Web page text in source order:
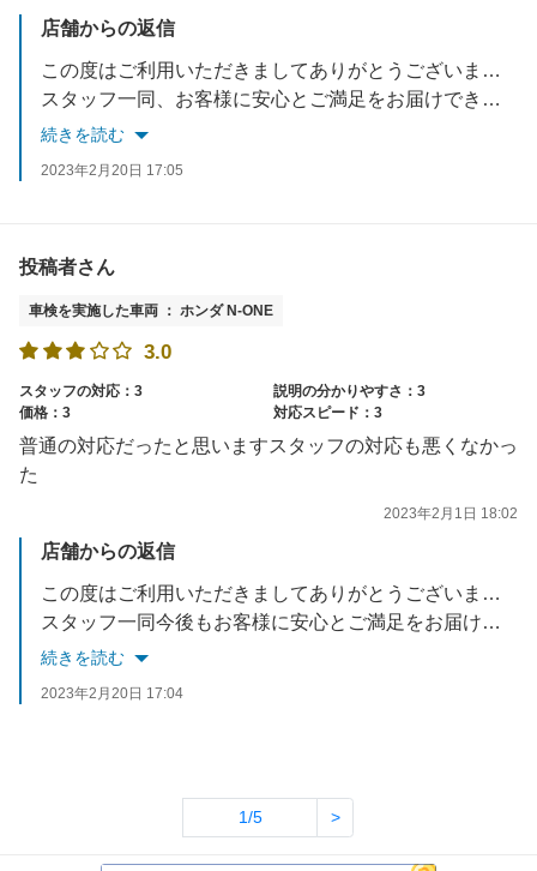
店舗からの返信
この度はご利用いただきましてありがとうございます。
スタッフ一同、お客様に安心とご満足をお届けできるよう改善を繰り返しながら努力してまいります。
またのご来店をお待ちしております。
続きを読む
2023年2月20日 17:05
投稿者さん
車検を実施した車両 ： ホンダ N-ONE
3.0
スタッフの対応：3
説明の分かりやすさ：3
価格：3
対応スピード：3
普通の対応だったと思いますスタッフの対応も悪くなかっ
た
2023年2月1日 18:02
店舗からの返信
この度はご利用いただきましてありがとうございます。
スタッフ一同今後もお客様に安心とご満足をお届けできるよう努力していきます。
またのご来店を楽しみにお待ちしております。
続きを読む
2023年2月20日 17:04
1/5 >